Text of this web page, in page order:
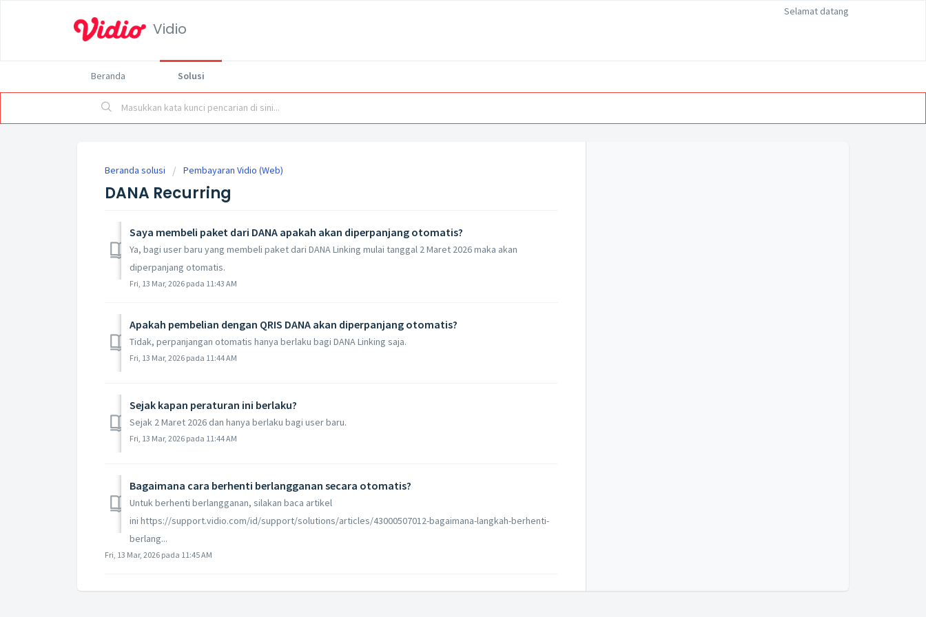
Vidio
Selamat datang
Beranda Solusi
Beranda solusi Pembayaran Vidio (Web)
DANA Recurring
Saya membeli paket dari DANA apakah akan diperpanjang otomatis?
Ya, bagi user baru yang membeli paket dari DANA Linking mulai tanggal 2 Maret 2026 maka akan
diperpanjang otomatis.
Fri, 13 Mar, 2026 pada 11:43 AM
Apakah pembelian dengan QRIS DANA akan diperpanjang otomatis?
Tidak, perpanjangan otomatis hanya berlaku bagi DANA Linking saja.
Fri, 13 Mar, 2026 pada 11:44 AM
Sejak kapan peraturan ini berlaku?
Sejak 2 Maret 2026 dan hanya berlaku bagi user baru.
Fri, 13 Mar, 2026 pada 11:44 AM
Bagaimana cara berhenti berlangganan secara otomatis?
Untuk berhenti berlangganan, silakan baca artikel
ini https://support.vidio.com/id/support/solutions/articles/43000507012-bagaimana-langkah-berhenti-
berlang...
Fri, 13 Mar, 2026 pada 11:45 AM